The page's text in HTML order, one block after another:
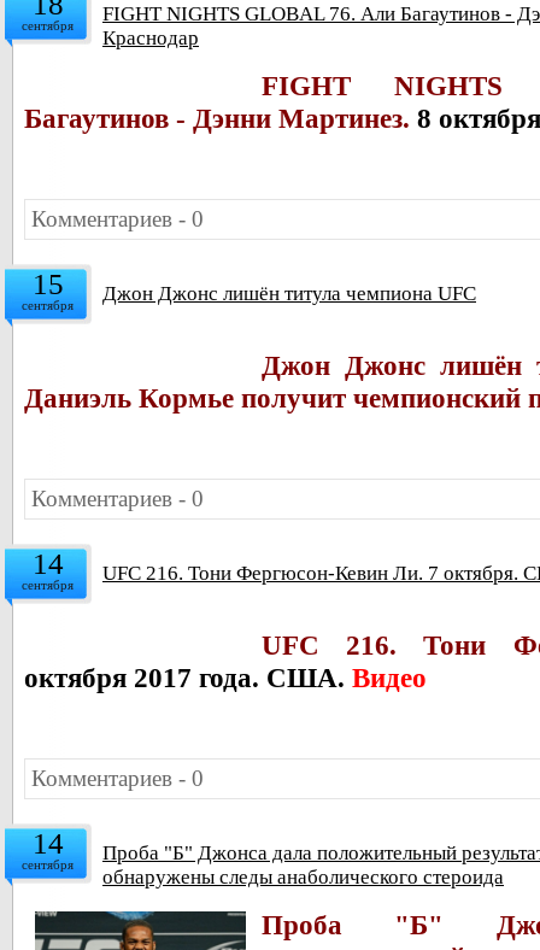
сентября
FIGHT NIGHTS GLOBAL 76. Али Багаутинов -
Краснодар
FIGHT
Багаутинов - Дэнни Мартинез. 8
Комментариев - 0
15
сентября Джон Джонс лишён титула чемпиона UFC
Джон Джонс лишён
Даниэль Кормье получит чемпионский
Комментариев - 0
14
сентября UFC 216. Тони Фергюсон-Кевин Ли. 7 октября.
UFC 216.
Тони
октября 2017 года. США. Видео
Комментариев - 0
14
сентября
Проба "Б" Джонса дала положительный
обнаружены следы анаболического стероида
Проба "Б"